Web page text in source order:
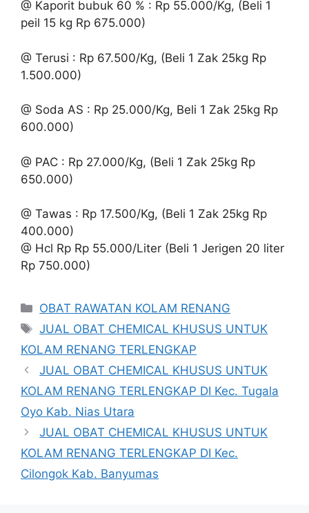
@ Kaporit bubuk 60 % : Rp 55.000/Kg, (Beli 1
peil 15 kg Rp 675.000)
@ Terusi : Rp 67.500/Kg, (Beli 1 Zak 25kg Rp
1.500.000)
@ Soda AS : Rp 25.000/Kg, Beli 1 Zak 25kg Rp
600.000)
@ PAC : Rp 27.000/Kg, (Beli 1 Zak 25kg Rp
650.000)
@ Tawas : Rp 17.500/Kg, (Beli 1 Zak 25kg Rp
400.000)
@ Hcl Rp Rp 55.000/Liter (Beli 1 Jerigen 20 liter
Rp 750.000)
Kategori
OBAT RAWATAN KOLAM RENANG
Tag
JUAL OBAT CHEMICAL KHUSUS UNTUK
KOLAM RENANG TERLENGKAP
JUAL OBAT CHEMICAL KHUSUS UNTUK
KOLAM RENANG TERLENGKAP DI Kec. Tugala
Oyo Kab. Nias Utara
JUAL OBAT CHEMICAL KHUSUS UNTUK
KOLAM RENANG TERLENGKAP DI Kec.
Cilongok Kab. Banyumas